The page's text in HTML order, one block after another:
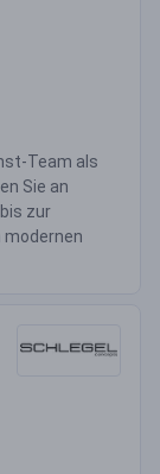
Team als
Sie an
zur
modernen